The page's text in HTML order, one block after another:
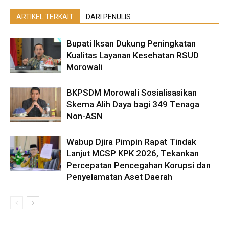
ARTIKEL TERKAIT DARI PENULIS
Bupati Iksan Dukung Peningkatan
Kualitas Layanan Kesehatan RSUD
Morowali
BKPSDM Morowali Sosialisasikan
Skema Alih Daya bagi 349 Tenaga
Non-ASN
Wabup Djira Pimpin Rapat Tindak
Lanjut MCSP KPK 2026, Tekankan
Percepatan Pencegahan Korupsi dan
Penyelamatan Aset Daerah